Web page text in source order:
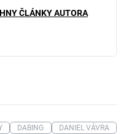
ČLÁNKY AUTORA
DABING
DANIEL VÁVRA